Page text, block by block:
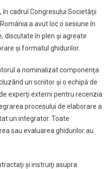
cadrul Congresului Societăţii
a avut loc o sesiune în
discutate în plen şi agreate
şi formatul ghidurilor.
a nominalizat componenţa
un scriitor şi o echipă de
experţi externi pentru recenzia
procesului de elaborare a
un integrator. Toate
sau evaluarea ghidurilor au
şi instruiţi asupra